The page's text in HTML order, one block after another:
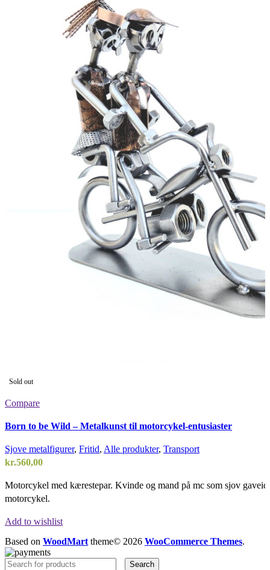
Sold out
Compare
Born to be Wild – Metalkunst til motorcykel-entusiaster
Sjove metalfigurer, Fritid, Alle produkter, Transport
kr.560,00
Motorcykel med kærestepar. Kvinde og mand på mc som sjov
motorcykel.
Add to wishlist
Quick view
Based on WoodMart theme© 2026 WooCommerce Themes.
Search